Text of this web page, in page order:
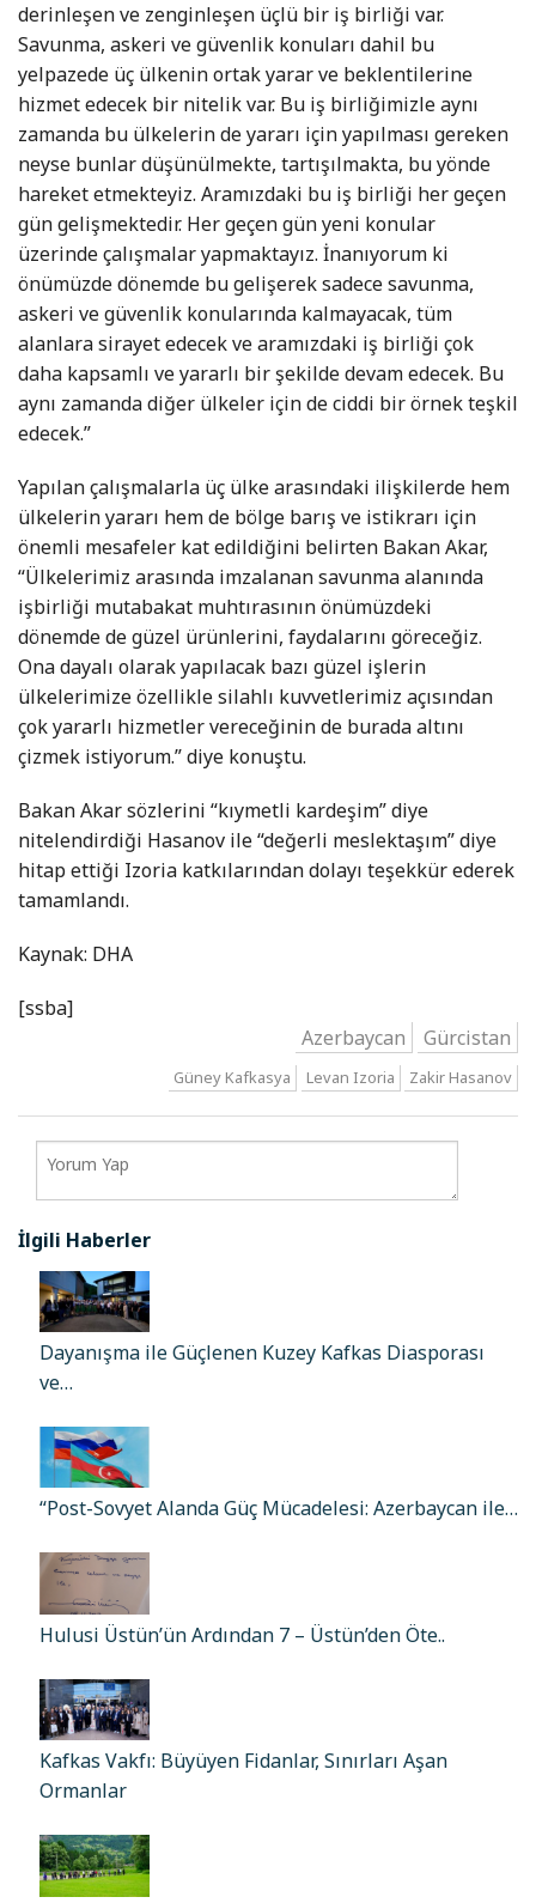
derinleşen ve zenginleşen üçlü bir iş birliği var.
Savunma, askeri ve güvenlik konuları dahil bu
yelpazede üç ülkenin ortak yarar ve beklentilerine
hizmet edecek bir nitelik var. Bu iş birliğimizle aynı
zamanda bu ülkelerin de yararı için yapılması gereken
neyse bunlar düşünülmekte, tartışılmakta, bu yönde
hareket etmekteyiz. Aramızdaki bu iş birliği her geçen
gün gelişmektedir. Her geçen gün yeni konular
üzerinde çalışmalar yapmaktayız. İnanıyorum ki
önümüzde dönemde bu gelişerek sadece savunma,
askeri ve güvenlik konularında kalmayacak, tüm
alanlara sirayet edecek ve aramızdaki iş birliği çok
daha kapsamlı ve yararlı bir şekilde devam edecek. Bu
aynı zamanda diğer ülkeler için de ciddi bir örnek teşkil
edecek.”
Yapılan çalışmalarla üç ülke arasındaki ilişkilerde hem
ülkelerin yararı hem de bölge barış ve istikrarı için
önemli mesafeler kat edildiğini belirten Bakan Akar,
“Ülkelerimiz arasında imzalanan savunma alanında
işbirliği mutabakat muhtırasının önümüzdeki
dönemde de güzel ürünlerini, faydalarını göreceğiz.
Ona dayalı olarak yapılacak bazı güzel işlerin
ülkelerimize özellikle silahlı kuvvetlerimiz açısından
çok yararlı hizmetler vereceğinin de burada altını
çizmek istiyorum.” diye konuştu.
Bakan Akar sözlerini “kıymetli kardeşim” diye
nitelendirdiği Hasanov ile “değerli meslektaşım” diye
hitap ettiği Izoria katkılarından dolayı teşekkür ederek
tamamlandı.
Kaynak: DHA
[ssba]
Azerbaycan
Gürcistan
Güney Kafkasya Levan Izoria Zakir Hasanov
İlgili Haberler
Dayanışma ile Güçlenen Kuzey Kafkas Diasporası
ve…
“Post-Sovyet Alanda Güç Mücadelesi: Azerbaycan ile…
Hulusi Üstün’ün Ardından 7 – Üstün’den Öte..
Kafkas Vakfı: Büyüyen Fidanlar, Sınırları Aşan
Ormanlar